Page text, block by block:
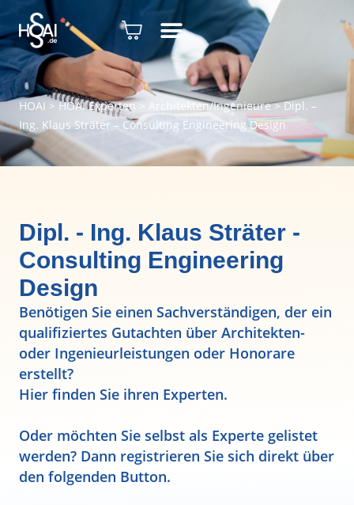
HOAI > HOAI Experten> Architekten/Ingenieure>Dipl. –
Ing. Klaus Sträter – Consulting Engineering Design
Dipl. - Ing. Klaus Sträter -
Consulting Engineering
Design
Benötigen Sie einen Sachverständigen, der ein
qualifiziertes Gutachten über Architekten-
oder Ingenieurleistungen oder Honorare
erstellt?
Hier finden Sie ihren Experten.
Oder möchten Sie selbst als Experte gelistet
werden? Dann registrieren Sie sich direkt über
den folgenden Button.